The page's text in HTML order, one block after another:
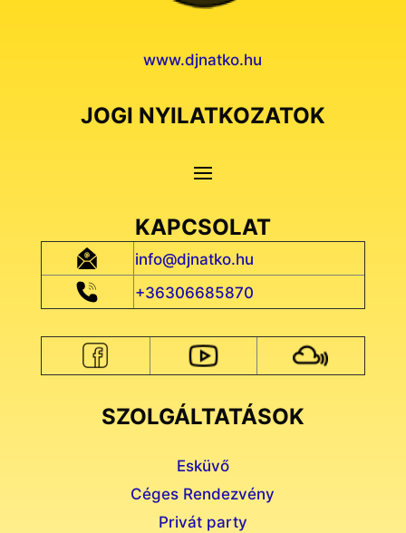
www.djnatko.hu
JOGI NYILATKOZATOK
KAPCSOLAT
info@djnatko.hu
+36306685870
SZOLGÁLTATÁSOK
Esküvő
Céges Rendezvény
Privát party